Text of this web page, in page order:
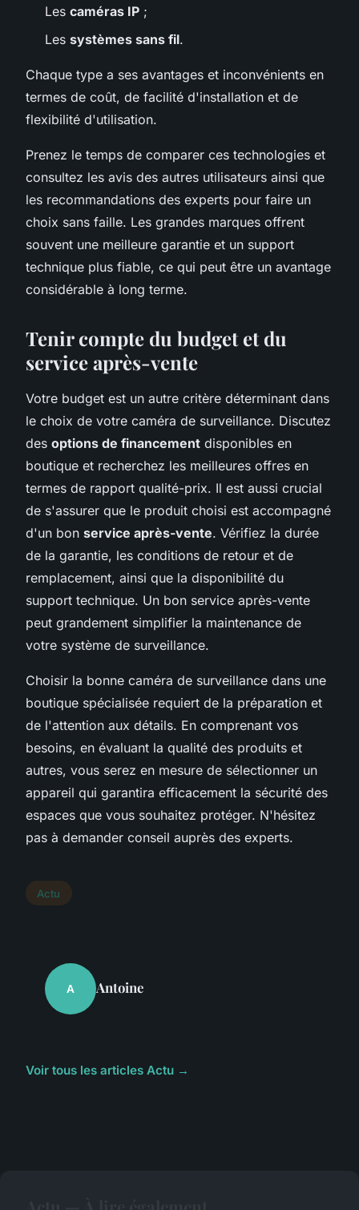
Les caméras IP ;
Les systèmes sans fil.
Chaque type a ses avantages et inconvénients en
termes de coût, de facilité d'installation et de
flexibilité d'utilisation.
Prenez le temps de comparer ces technologies et
consultez les avis des autres utilisateurs ainsi que
les recommandations des experts pour faire un
choix sans faille. Les grandes marques offrent
souvent une meilleure garantie et un support
technique plus fiable, ce qui peut être un avantage
considérable à long terme.
Tenir compte du budget et du
service après-vente
Votre budget est un autre critère déterminant dans
le choix de votre caméra de surveillance. Discutez
des options de financement disponibles en
boutique et recherchez les meilleures offres en
termes de rapport qualité-prix. Il est aussi crucial
de s'assurer que le produit choisi est accompagné
d'un bon service après-vente. Vérifiez la durée
de la garantie, les conditions de retour et de
remplacement, ainsi que la disponibilité du
support technique. Un bon service après-vente
peut grandement simplifier la maintenance de
votre système de surveillance.
Choisir la bonne caméra de surveillance dans une
boutique spécialisée requiert de la préparation et
de l'attention aux détails. En comprenant vos
besoins, en évaluant la qualité des produits et
autres, vous serez en mesure de sélectionner un
appareil qui garantira efficacement la sécurité des
espaces que vous souhaitez protéger. N'hésitez
pas à demander conseil auprès des experts.
Actu
A Antoine
Voir tous les articles Actu →